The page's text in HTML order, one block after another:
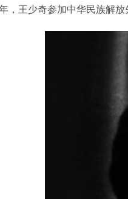
，王少奇参加中华民族解放